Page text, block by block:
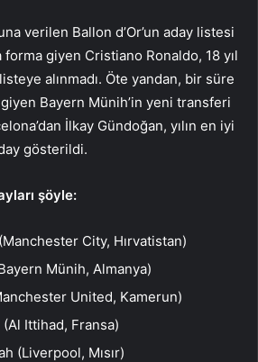
verilen Ballon d’Or’un aday listesi
forma giyen Cristiano Ronaldo, 18 yıl
alınmadı. Öte yandan, bir süre
giyen Bayern Münih’in yeni transferi
İlkay Gündoğan, yılın en iyi
gösterildi.
şöyle:
City, Hırvatistan)
Münih, Almanya)
United, Kamerun)
Ittihad, Fransa)
(Liverpool, Mısır)